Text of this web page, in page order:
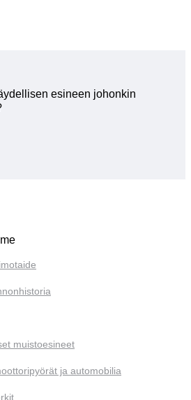
esineen johonkin
muistoesineet
ja automobilia